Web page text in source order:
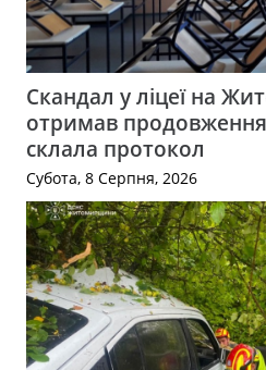
Скандал у ліцеї на
отримав
склала протокол
Субота, 8 Серпня, 2026